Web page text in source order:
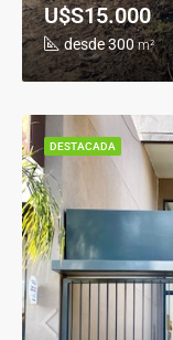
desde 300 m²
U$S15.000
DESTACADA